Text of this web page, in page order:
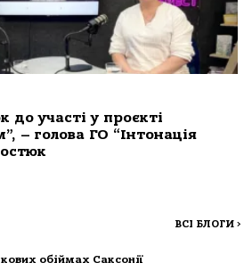
до участі у проєкті
– голова ГО “Інтонація
ВСІ БЛОГИ >
обіймах Саксонії